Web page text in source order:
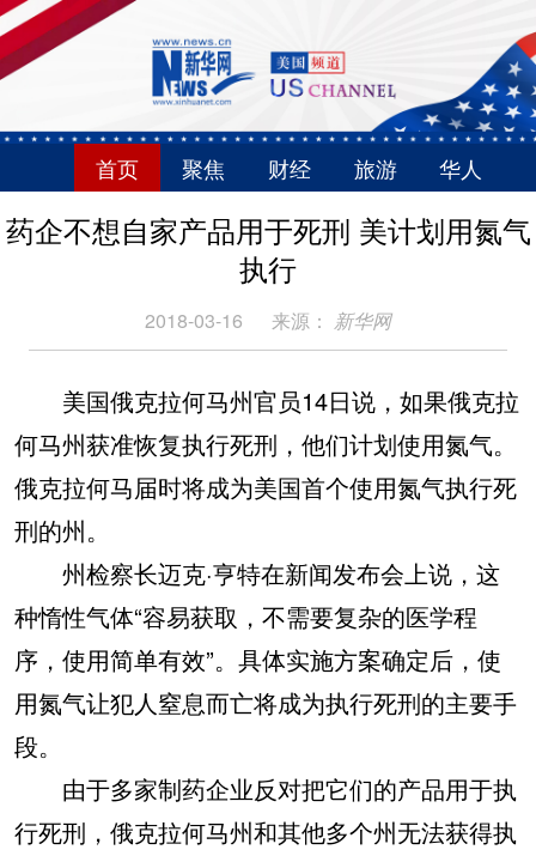
首页 聚焦 财经 旅游 华人
药企不想自家产品用于死刑 美计划用氮气
执行
2018-03-16 来源： 新华网
美国俄克拉何马州官员14日说，如果俄克拉
何马州获准恢复执行死刑，他们计划使用氮气。
俄克拉何马届时将成为美国首个使用氮气执行死
刑的州。
州检察长迈克·亨特在新闻发布会上说，这
种惰性气体“容易获取，不需要复杂的医学程
序，使用简单有效”。具体实施方案确定后，使
用氮气让犯人窒息而亡将成为执行死刑的主要手
段。
由于多家制药企业反对把它们的产品用于执
行死刑，俄克拉何马州和其他多个州无法获得执